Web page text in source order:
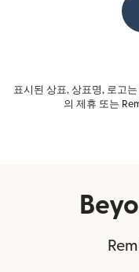
표시된 상표, 상표명, 로고
의 제휴 또는